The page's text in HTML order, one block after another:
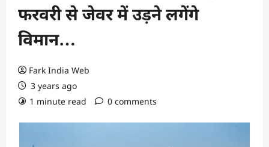
फरवरी से जेवर में उड़ने लगेंगे
विमान…
Fark India Web
3 years ago
1 minute read
0 comments